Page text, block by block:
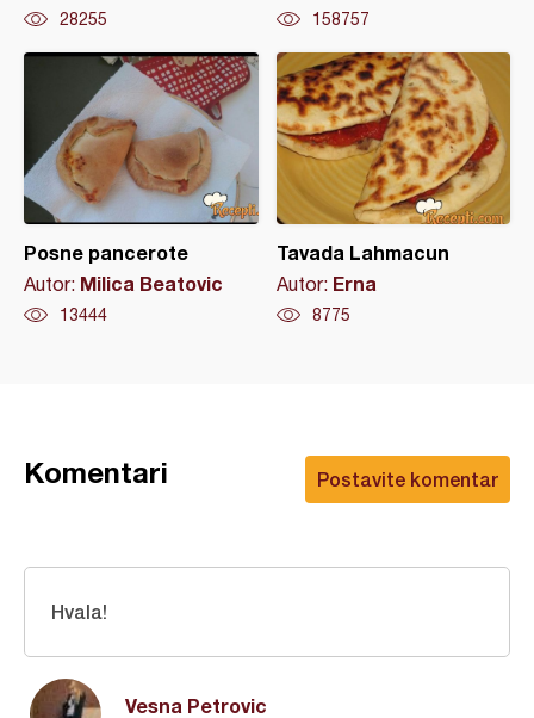
28255 158757
Posne pancerote
Autor: Milica Beatovic
13444
Tavada Lahmacun
Autor: Erna
8775
Postavite komentar
Komentari
Vesna Petrovic
Hvala!